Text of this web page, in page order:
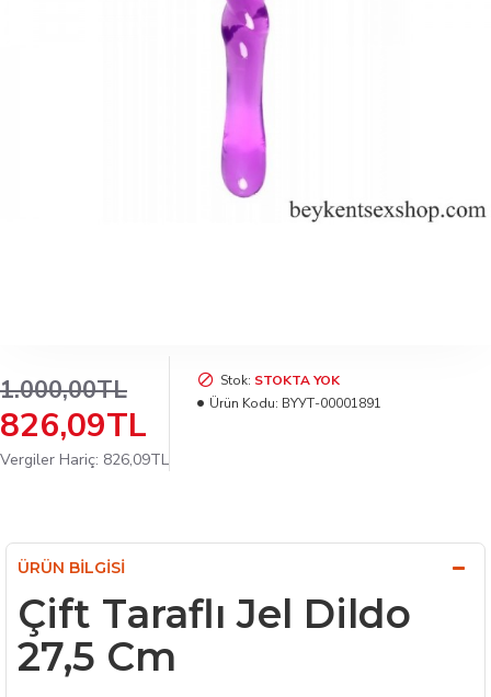
826,09TL
1.000,00TL
Vergiler Hariç: 826,09TL
Stok: STOKTA YOK
Ürün Kodu: BYУТ-00001891
ÜRÜN BILGISI
Çift Taraflı Jel Dildo
27,5 Cm